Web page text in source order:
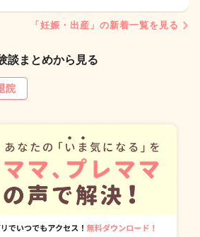
「妊娠・出産」の新着一覧を見る
談まとめから見る
院